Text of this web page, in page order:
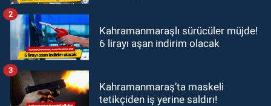
Kahramanmaraşlı sürücüler müjde!
6 lirayı aşan indirim olacak
2
Kahramanmaraş’ta maskeli
tetikçiden iş yerine saldırı!
3